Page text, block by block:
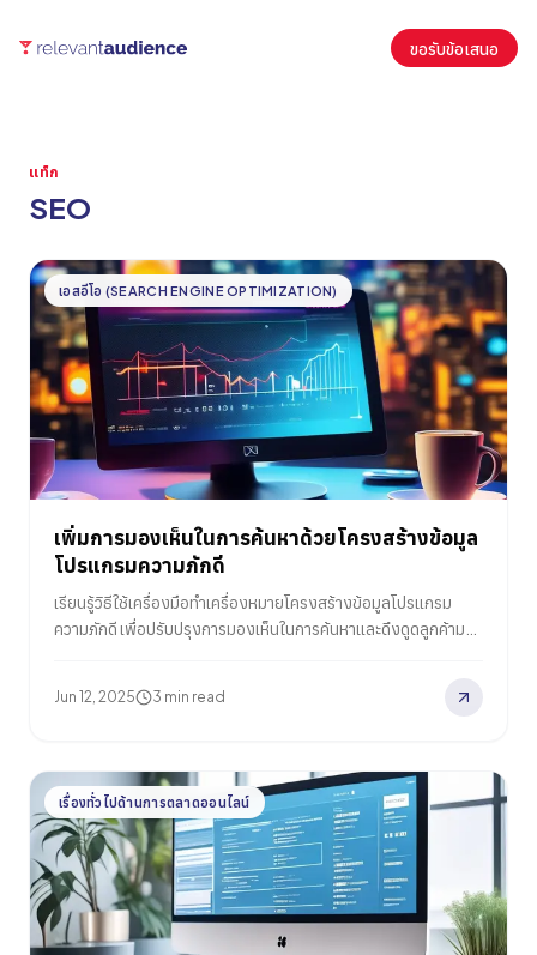
ขอรับข้อเสนอ
แท็ก
SEO
บทความ
เอสอีโอ (SEARCH ENGINE OPTIMIZATION)
เพิ่มการมองเห็นในการค้นหาด้วยโครงสร้างข้อมูล
โปรแกรมความภักดี
เรียนรู้วิธีใช้เครื่องมือทำเครื่องหมายโครงสร้างข้อมูลโปรแกรม
ความภักดี เพื่อปรับปรุงการมองเห็นในการค้นหาและดึงดูดลูกค้ามาก
Jun 12, 2025 3 min read
เรื่องทั่วไปด้านการตลาดออนไลน์